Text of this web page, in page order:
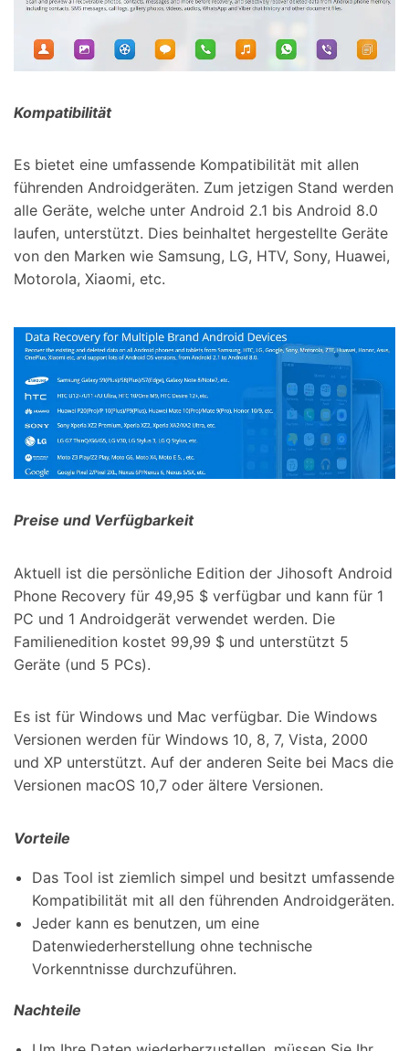
Kompatibilität
Es bietet eine umfassende Kompatibilität mit allen
führenden Androidgeräten. Zum jetzigen Stand werden
alle Geräte, welche unter Android 2.1 bis Android 8.0
laufen, unterstützt. Dies beinhaltet hergestellte Geräte
von den Marken wie Samsung, LG, HTV, Sony, Huawei,
Motorola, Xiaomi, etc.
Preise und Verfügbarkeit
Aktuell ist die persönliche Edition der Jihosoft Android
Phone Recovery für 49,95 $ verfügbar und kann für 1
PC und 1 Androidgerät verwendet werden. Die
Familienedition kostet 99,99 $ und unterstützt 5
Geräte (und 5 PCs).
Es ist für Windows und Mac verfügbar. Die Windows
Versionen werden für Windows 10, 8, 7, Vista, 2000
und XP unterstützt. Auf der anderen Seite bei Macs die
Versionen macOS 10,7 oder ältere Versionen.
Vorteile
Das Tool ist ziemlich simpel und besitzt umfassende
Kompatibilität mit all den führenden Androidgeräten.
Jeder kann es benutzen, um eine
Datenwiederherstellung ohne technische
Vorkenntnisse durchzuführen.
Nachteile